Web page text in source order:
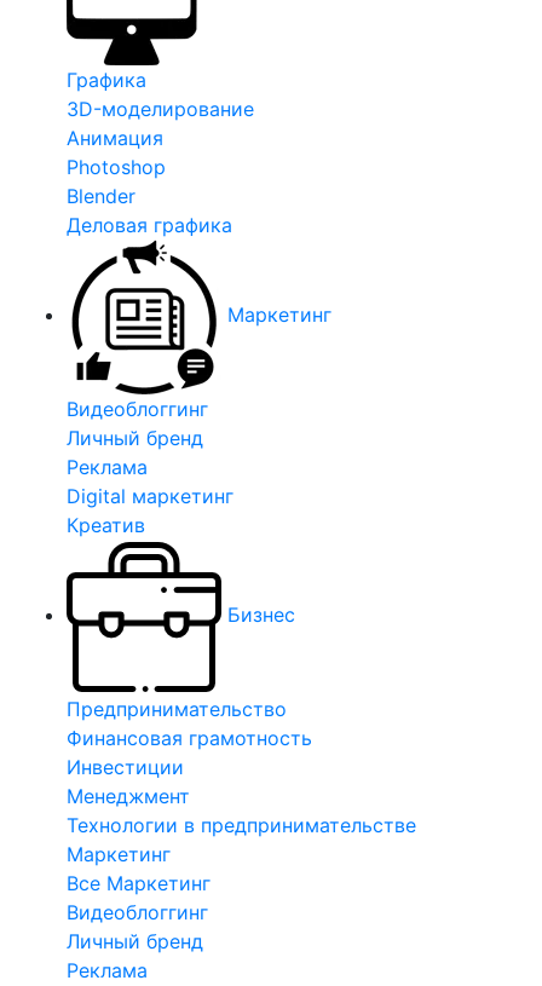
Графика
3D-моделирование
Анимация
Photoshop
Blender
Деловая графика
Маркетинг
Видеоблоггинг
Личный бренд
Реклама
Digital маркетинг
Креатив
Бизнес
Предпринимательство
Финансовая грамотность
Инвестиции
Менеджмент
Технологии в предпринимательстве
Маркетинг
Все Маркетинг
Видеоблоггинг
Личный бренд
Реклама